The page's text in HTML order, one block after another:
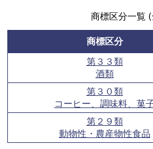
商標区分一覧
商標区分
第３３類
酒類
第３０類
コーヒー、調味料、菓
第２９類
動物性・農産物性食品